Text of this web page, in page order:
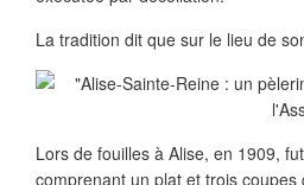
La tradition dit que sur le lieu de
Lors de fouilles à Alise, en 1909,
comprenant un plat et trois